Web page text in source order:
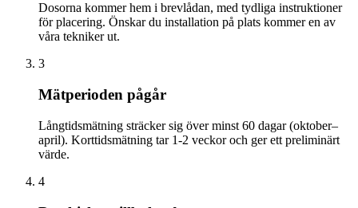
Dosorna kommer hem i brevlådan, med tydliga instruktioner
för placering. Önskar du installation på plats kommer en av
våra tekniker ut.
3
Mätperioden pågår
Långtidsmätning sträcker sig över minst 60 dagar (oktober–
april). Korttidsmätning tar 1-2 veckor och ger ett preliminärt
värde.
4